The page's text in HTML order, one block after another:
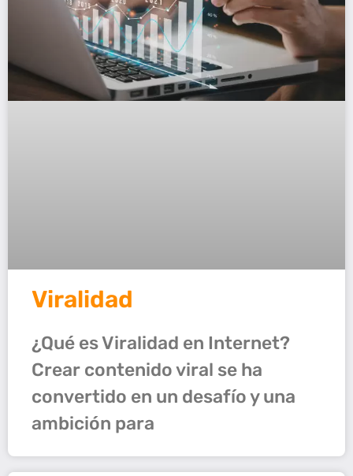
Viralidad
¿Qué es Viralidad en Internet?
Crear contenido viral se ha
convertido en un desafío y una
ambición para